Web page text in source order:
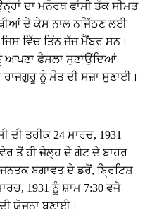
ਦਾ ਮਨੋਰਥ ਫਾਂਸੀ ਤੱਕ ਸੀਮਤ
ਦੇ ਕੇਸ ਨਾਲ ਨਜਿੱਠਣ ਲਈ
ਵਿੱਚ ਤਿੰਨ ਜੱਜ ਮੈਂਬਰ ਸਨ।
ਆਪਣਾ ਫੈਸਲਾ ਸੁਣਾਉਂਦਿਆਂ
ਨੂੰ ਮੌਤ ਦੀ ਸਜ਼ਾ ਸੁਣਾਈ।
ਦੀ ਤਰੀਕ 24 ਮਾਰਚ, 1931
ਤੋਂ ਹੀ ਜੇਲ੍ਹ ਦੇ ਗੇਟ ਦੇ ਬਾਹਰ
ਬਗਾਵਤ ਦੇ ਡਰੋਂ, ਬ੍ਰਿਟਿਸ਼
1931 ਨੂੰ ਸ਼ਾਮ 7:30 ਵਜੇ
ਯੋਜਨਾ ਬਣਾਈ।